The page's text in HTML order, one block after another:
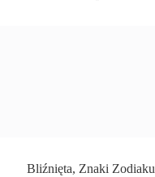
Bliźnięta, Znaki Zodiaku